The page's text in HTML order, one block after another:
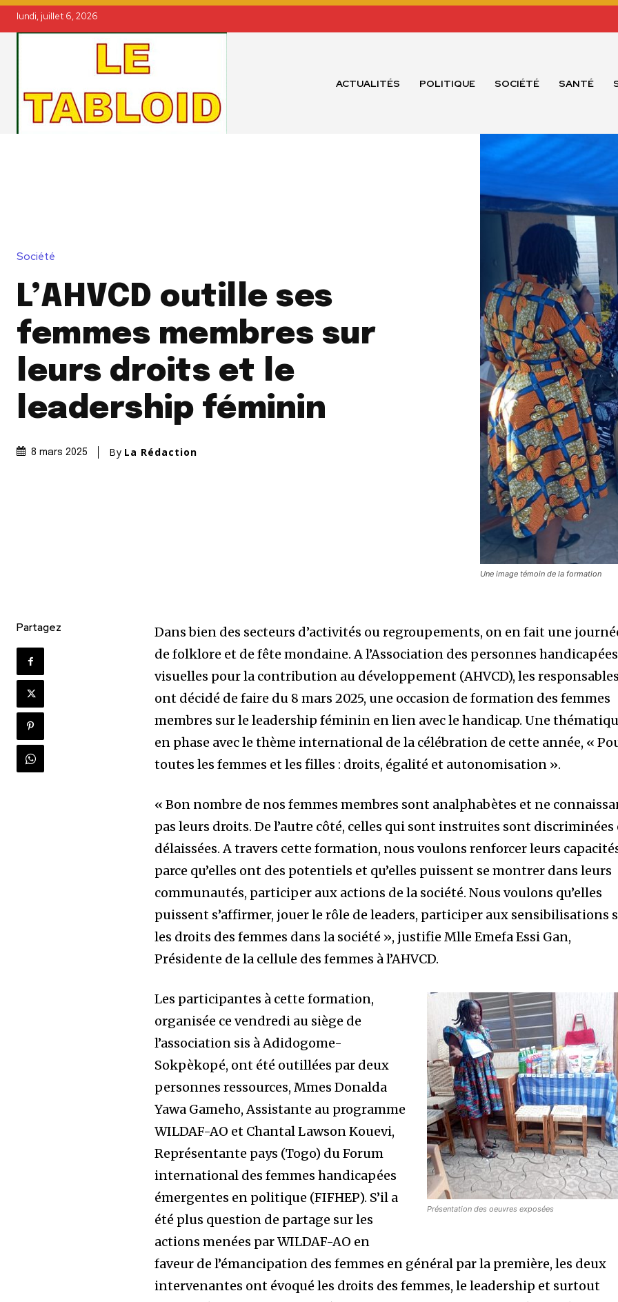
lundi, juillet 6, 2026
ACTUALITÉS POLITIQUE SOCIÉTÉ SANTÉ
Société
L’AHVCD outille ses
femmes membres sur
leurs droits et le
leadership féminin
8 mars 2025 By La Rédaction
Une image témoin de la formation
Partagez
Dans bien des secteurs d’activités ou regroupements, on en fait une
de folklore et de fête mondaine. A l’Association des personnes handicapées
visuelles pour la contribution au développement (AHVCD), les responsables
ont décidé de faire du 8 mars 2025, une occasion de formation des femmes
membres sur le leadership féminin en lien avec le handicap. Une
en phase avec le thème international de la célébration de cette année, «
toutes les femmes et les filles : droits, égalité et autonomisation ».
« Bon nombre de nos femmes membres sont analphabètes et ne
pas leurs droits. De l’autre côté, celles qui sont instruites sont discriminées
délaissées. A travers cette formation, nous voulons renforcer leurs
parce qu’elles ont des potentiels et qu’elles puissent se montrer dans leurs
communautés, participer aux actions de la société. Nous voulons qu’elles
puissent s’affirmer, jouer le rôle de leaders, participer aux sensibilisations
les droits des femmes dans la société », justifie Mlle Emefa Essi Gan,
Présidente de la cellule des femmes à l’AHVCD.
Présentation des oeuvres exposées
Les participantes à cette formation,
organisée ce vendredi au siège de
l’association sis à Adidogome-
Sokpèkopé, ont été outillées par deux
personnes ressources, Mmes Donalda
Yawa Gameho, Assistante au programme
WILDAF-AO et Chantal Lawson Kouevi,
Représentante pays (Togo) du Forum
international des femmes handicapées
émergentes en politique (FIFHEP). S’il a
été plus question de partage sur les
actions menées par WILDAF-AO en
faveur de l’émancipation des femmes en général par la première, les deux
intervenantes ont évoqué les droits des femmes, le leadership et surtout